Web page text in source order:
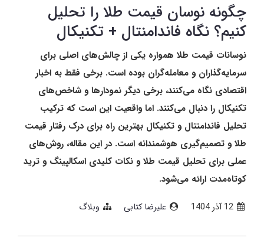
چگونه نوسان قیمت طلا را تحلیل
کنیم؟ نگاه فاندامنتال + تکنیکال
نوسانات قیمت طلا همواره یکی از چالش‌های اصلی برای
سرمایه‌گذاران و معامله‌گران بوده است. برخی فقط به اخبار
اقتصادی نگاه می‌کنند، برخی دیگر نمودارها و شاخص‌های
تکنیکال را دنبال می‌کنند. اما واقعیت این است که ترکیب
تحلیل فاندامنتال و تکنیکال بهترین راه برای درک رفتار قیمت
طلا و تصمیم‌گیری هوشمندانه است. در این مقاله، روش‌های
عملی برای تحلیل قیمت طلا و نکات کلیدی اسکالپینگ و ترید
کوتاه‌مدت ارائه می‌شود.
12 آذر 1404 علیرضا کتابی وبلاگ